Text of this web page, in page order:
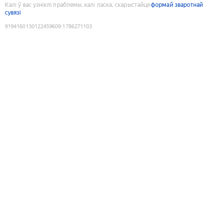
Калі ў вас узніклі праблемы, калі ласка, скарыстайцеформай зваротнай
сувязі
9194160130122459609:1786271103